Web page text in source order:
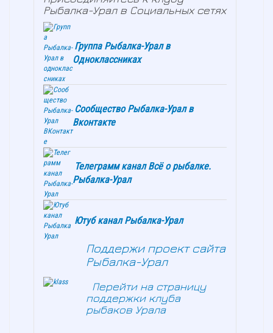
Рыбалка-Урал в Социальных сетях
Группа Рыбалка-Урал в
Одноклассниках
Сообщество Рыбалка-Урал в
Вконтакте
Телеграмм канал Всё о рыбалке.
Рыбалка-Урал
Ютуб канал Рыбалка-Урал
Поддержи проект сайта
Рыбалка-Урал
Перейти на страницу
поддержки клуба
рыбаков Урала